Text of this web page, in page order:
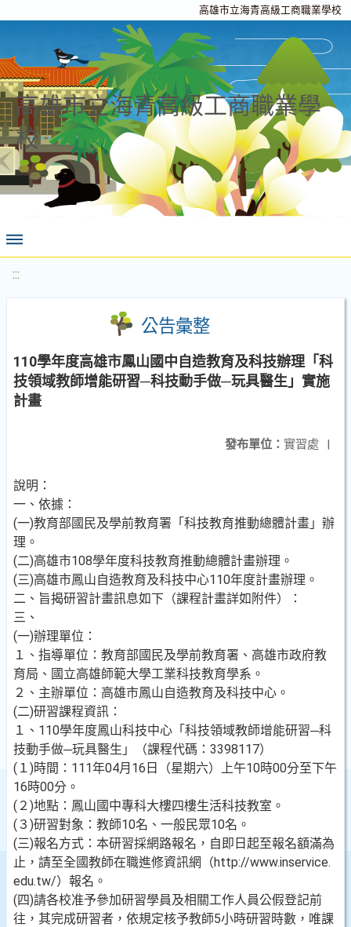
高雄市立海青高級工商職業學校
高雄市立海青高級工商職業學
校
:::
公告彙整
110學年度高雄市鳳山國中自造教育及科技辦理「科
技領域教師增能研習─科技動手做─玩具醫生」實施
計畫
發布單位： 實習處 |
說明：
一、依據：
(一)教育部國民及學前教育署「科技教育推動總體計畫」辦
理。
(二)高雄市108學年度科技教育推動總體計畫辦理。
(三)高雄市鳳山自造教育及科技中心110年度計畫辦理。
二、旨揭研習計畫訊息如下（課程計畫詳如附件）：
三、
(一)辦理單位：
１、指導單位：教育部國民及學前教育署、高雄市政府教
育局、國立高雄師範大學工業科技教育學系。
２、主辦單位：高雄市鳳山自造教育及科技中心。
(二)研習課程資訊：
１、110學年度鳳山科技中心「科技領域教師增能研習─科
技動手做─玩具醫生」（課程代碼：3398117）
(１)時間：111年04月16日（星期六）上午10時00分至下午
16時00分。
(２)地點：鳳山國中專科大樓四樓生活科技教室。
(３)研習對象：教師10名、一般民眾10名。
(三)報名方式：本研習採網路報名，自即日起至報名額滿為
止，請至全國教師在職進修資訊網（http://www.inservice.
edu.tw/）報名。
(四)請各校准予參加研習學員及相關工作人員公假登記前
往，其完成研習者，依規定核予教師5小時研習時數，唯課